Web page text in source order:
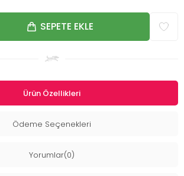
SEPETE EKLE
Ürün Özellikleri
Ödeme Seçenekleri
Yorumlar(0)